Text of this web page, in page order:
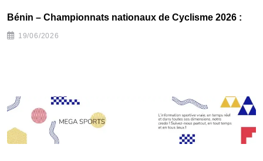
Bénin – Championnats nationaux de Cyclisme 2026 :
19/06/2026